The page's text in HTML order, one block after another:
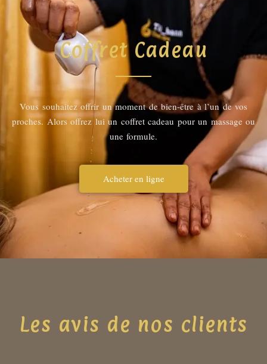
Coffret Cadeau
Vous souhaitez offrir un moment de bien-être à l’un de vos
proches. Alors offrez lui un coffret cadeau pour un massage ou
une formule.
Acheter en ligne
Les avis de nos clients